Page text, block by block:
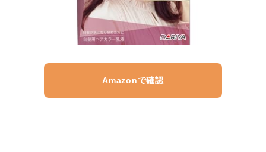
Amazonで確認